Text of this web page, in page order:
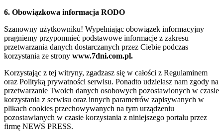
6. Obowiązkowa informacja RODO
Szanowny użytkowniku! Wypełniając obowiązek informacyjny
pragniemy przypomnieć podstawowe informacje z zakresu
przetwarzania danych dostarczanych przez Ciebie podczas
korzystania ze strony www.7dni.com.pl.
Korzystając z tej witryny, zgadzasz się w całości z Regulaminem
oraz Polityką prywatności serwisu. Ponadto udzielasz nam zgody na
przetwarzanie Twoich danych osobowych pozostawionych w czasie
korzystania z serwisu oraz innych parametrów zapisywanych w
plikach cookies przechowywanych na tym urządzeniu
pozostawianych w czasie korzystania z niniejszego portalu przez
firmę NEWS PRESS.